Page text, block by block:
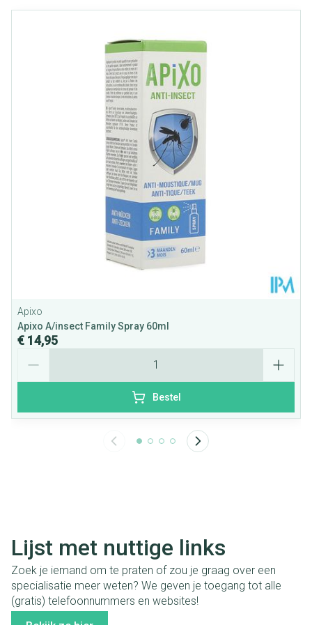
Apixo
Apixo A/insect Family Spray 60ml
€ 14,95
Bestel
Lijst met nuttige links
Zoek je iemand om te praten of zou je graag over een
specialisatie meer weten? We geven je toegang tot alle
(gratis) telefoonnummers en websites!